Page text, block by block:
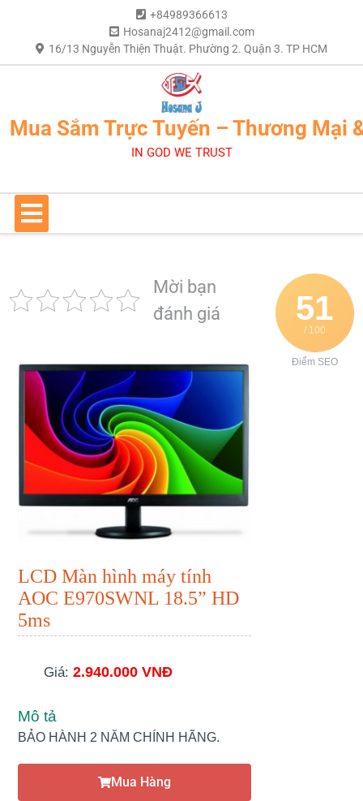
+84989366613
Hosanaj2412@gmail.com
16/13 Nguyễn Thiện Thuật. Phường 2. Quận 3. TP HCM
Mua Sắm Trực Tuyến – Thương Mại
IN GOD WE TRUST
51
/ 100
Điểm SEO
Mời bạn
đánh giá
LCD Màn hình máy tính
AOC E970SWNL 18.5” HD
5ms
Giá: 2.940.000 VNĐ
Mô tả
BẢO HÀNH 2 NĂM CHÍNH HÃNG.
Mua Hàng